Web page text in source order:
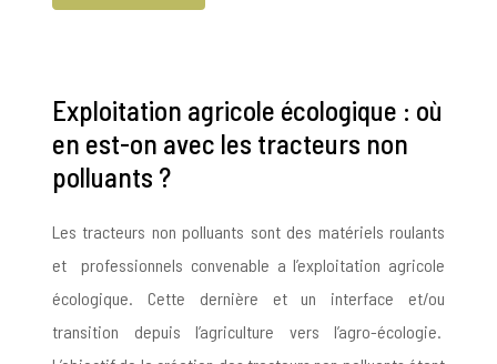
Exploitation agricole écologique : où
en est-on avec les tracteurs non
polluants ?
Les tracteurs non polluants sont des matériels roulants
et professionnels convenable a l’exploitation agricole
écologique. Cette dernière et un interface et/ou
transition depuis l’agriculture vers l’agro-écologie.